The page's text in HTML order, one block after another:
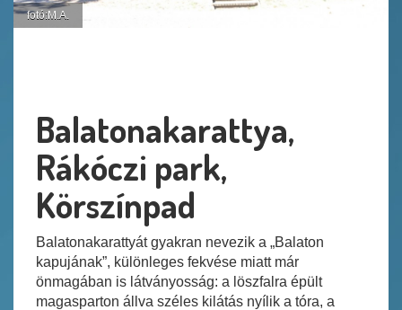
fotó:M.A.
Balatonakarattya,
Rákóczi park,
Körszínpad
Balatonakarattyát gyakran nevezik a „Balaton
kapujának”, különleges fekvése miatt már
önmagában is látványosság: a löszfalra épült
magasparton állva széles kilátás nyílik a tóra, a